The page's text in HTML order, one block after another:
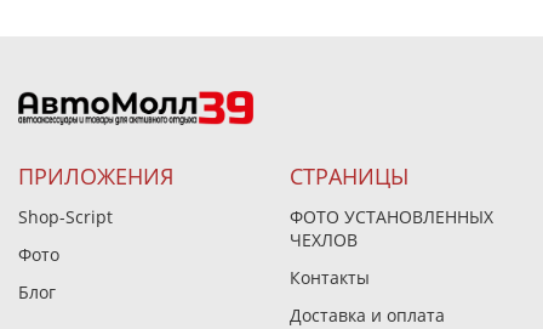
ПРИЛОЖЕНИЯ
Shop-Script
Фото
Блог
СТРАНИЦЫ
ФОТО УСТАНОВЛЕННЫХ
ЧЕХЛОВ
Контакты
Доставка и оплата